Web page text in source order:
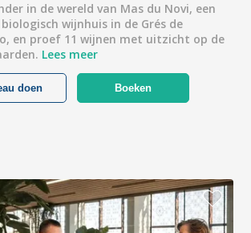
in de wereld van Mas du Novi, een
wijnhuis in de Grés de
en proef 11 wijnen met uitzicht op de
Lees meer
Boeken
doen